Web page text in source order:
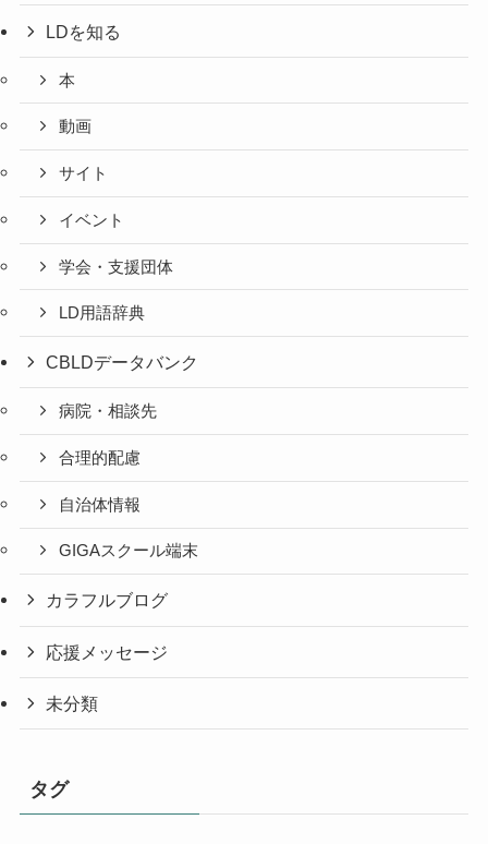
LDを知る
本
動画
サイト
イベント
学会・支援団体
LD用語辞典
CBLDデータバンク
病院・相談先
合理的配慮
自治体情報
GIGAスクール端末
カラフルブログ
応援メッセージ
未分類
タグ